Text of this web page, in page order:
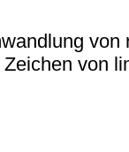
von
von